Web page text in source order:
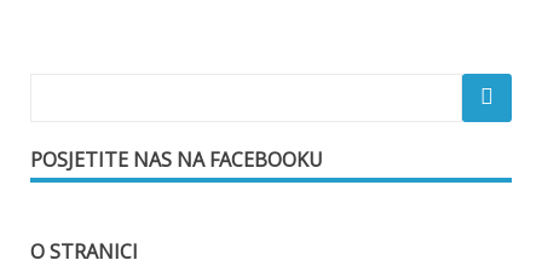
POSJETITE NAS NA FACEBOOKU
O STRANICI